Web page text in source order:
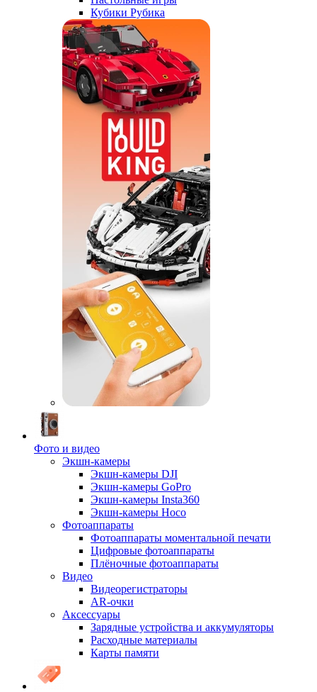
Кубики Рубика
Фото и видео
Экшн-камеры
Экшн-камеры DJI
Экшн-камеры GoPro
Экшн-камеры Insta360
Экшн-камеры Hoco
Фотоаппараты
Фотоаппараты моментальной печати
Цифровые фотоаппараты
Плёночные фотоаппараты
Видео
Видеорегистраторы
AR-очки
Аксессуары
Зарядные устройства и аккумуляторы
Расходные материалы
Карты памяти